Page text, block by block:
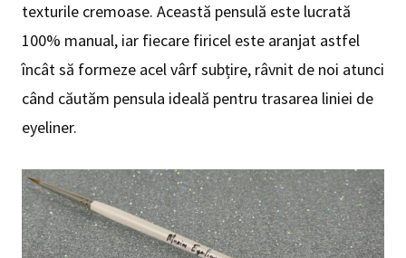
texturile cremoase. Această pensulă este lucrată
100% manual, iar fiecare firicel este aranjat astfel
încât să formeze acel vârf subțire, râvnit de noi atunci
când căutăm pensula ideală pentru trasarea liniei de
eyeliner.